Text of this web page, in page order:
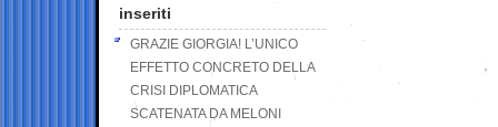
inseriti
GRAZIE GIORGIA! L’UNICO
EFFETTO CONCRETO DELLA
CRISI DIPLOMATICA
SCATENATA DA MELONI